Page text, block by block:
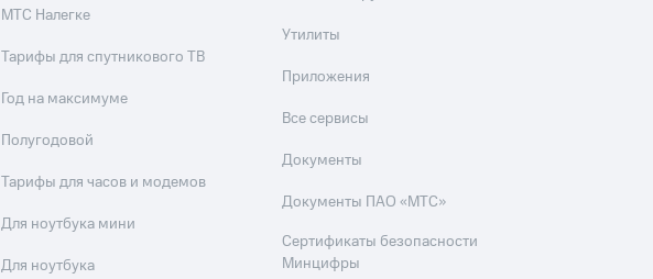
МТС Налегке
Тарифы для спутникового ТВ
Год на максимуме
Полугодовой
Тарифы для часов и модемов
Для ноутбука мини
Для ноутбука
Утилиты
Приложения
Все сервисы
Документы
Документы ПАО «МТС»
Сертификаты безопасности
Минцифры